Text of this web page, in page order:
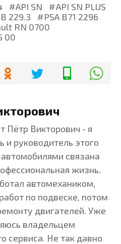
API SN
API SN PLUS
229.3
PSA B71 2296
RN 0700
00
Пётр Викторович - я
и руководитель этого
автомобилями связана
жизнь.
автомехаником,
по подвеске, потом
двигателей. Уже
владельцем
сервиса. Не так давно